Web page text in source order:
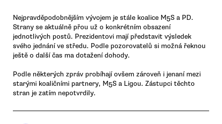
Nejpravděpodobnějším vývojem je stále koalice M5S a PD.
Strany se aktuálně přou už o konkrétním obsazení
jednotlivých postů. Prezidentovi mají představit výsledek
svého jednání ve středu. Podle pozorovatelů si možná řeknou
ještě o další čas ma dotažení dohody.
Podle některých zpráv probíhají ovšem zároveň i jenaní mezi
starými koaličními partnery, M5S a Ligou. Zástupci těchto
stran je zatím nepotvrdily.